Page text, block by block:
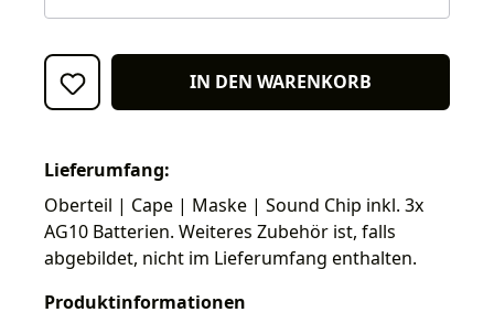
IN DEN WARENKORB
Lieferumfang:
Oberteil | Cape | Maske | Sound Chip inkl. 3x
AG10 Batterien. Weiteres Zubehör ist, falls
abgebildet, nicht im Lieferumfang enthalten.
Produktinformationen